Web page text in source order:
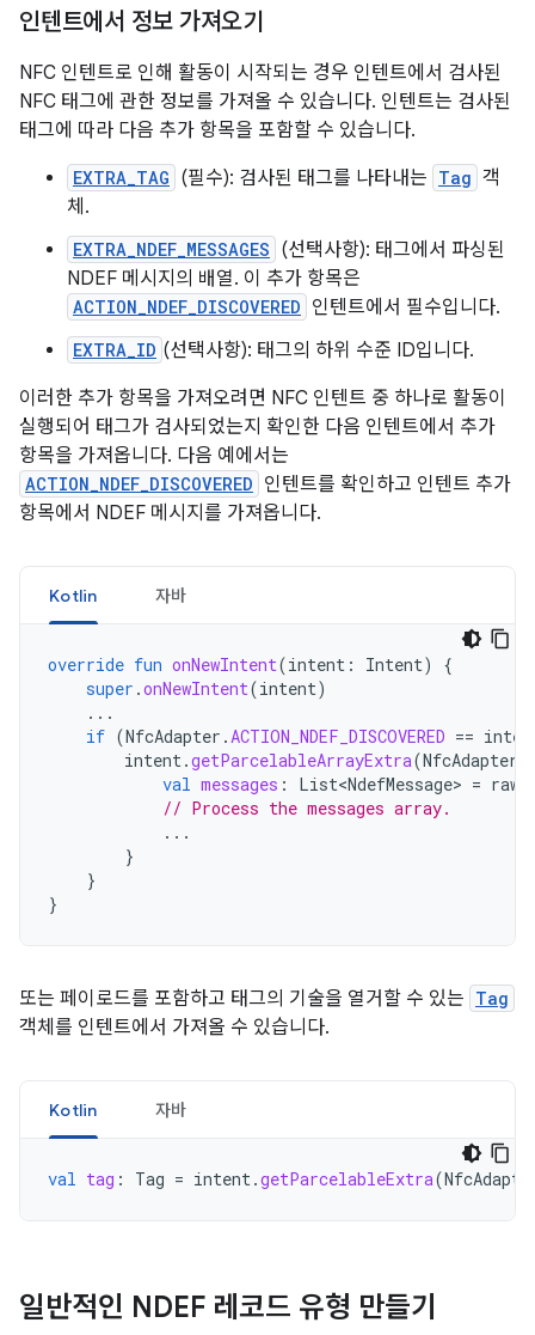
인텐트에서 정보 가져오기
NFC 인텐트로 인해 활동이 시작되는 경우 인텐트에서 검사된
NFC 태그에 관한 정보를 가져올 수 있습니다. 인텐트는 검사된
태그에 따라 다음 추가 항목을 포함할 수 있습니다.
EXTRA_TAG (필수): 검사된 태그를 나타내는 Tag 객
체.
EXTRA_NDEF_MESSAGES (선택사항): 태그에서 파싱된
NDEF 메시지의 배열. 이 추가 항목은
ACTION_NDEF_DISCOVERED 인텐트에서 필수입니다.
EXTRA_ID (선택사항): 태그의 하위 수준 ID입니다.
이러한 추가 항목을 가져오려면 NFC 인텐트 중 하나로 활동이
실행되어 태그가 검사되었는지 확인한 다음 인텐트에서 추가
항목을 가져옵니다. 다음 예에서는
ACTION_NDEF_DISCOVERED 인텐트를 확인하고 인텐트 추가
항목에서 NDEF 메시지를 가져옵니다.
Kotlin 자바
override fun onNewIntent(intent : Intent)
{
super .onNewIntent(intent)
...
if (NfcAdapter .ACTION_NDEF_DISCOVERED ==
intent.getParcelableArrayExtra(NfcAdapter
val messages : List<NdefMessage> =
// Process the messages array.
...
}
}
}
또는 페이로드를 포함하고 태그의 기술을 열거할 수 있는 Tag
객체를 인텐트에서 가져올 수 있습니다.
Kotlin 자바
val tag : Tag = intent.getParcelableExtra(
일반적인 NDEF 레코드 유형 만들기